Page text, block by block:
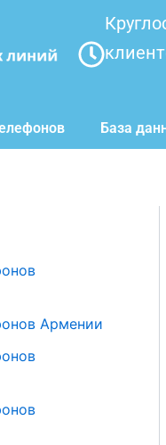
База
Армении